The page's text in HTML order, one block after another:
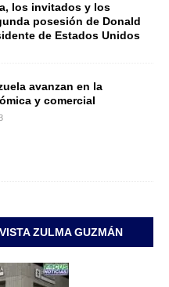
los invitados y los
posesión de Donald
de Estados Unidos
avanzan en la
y comercial
ZULMA GUZMÁN